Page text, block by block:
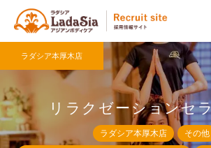
リラクゼーションセ
ラダシア本厚木店
ラダシア本厚木店 その他